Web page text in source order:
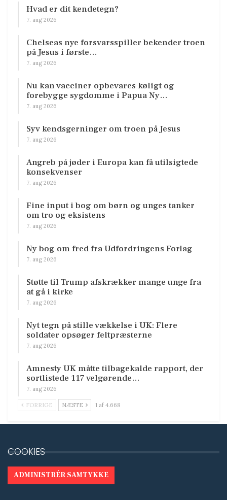
Hvad er dit kendetegn?
7. aug 2026
Chelseas nye forsvarsspiller bekender troen
på Jesus i første…
7. aug 2026
Nu kan vacciner opbevares køligt og
forebygge sygdomme i Papua Ny…
7. aug 2026
Syv kendsgerninger om troen på Jesus
7. aug 2026
Angreb på jøder i Europa kan få utilsigtede
konsekvenser
7. aug 2026
Fine input i bog om børn og unges tanker
om tro og eksistens
7. aug 2026
Ny bog om fred fra Udfordringens Forlag
7. aug 2026
Støtte til Trump afskrækker mange unge fra
at gå i kirke
7. aug 2026
Nyt tegn på stille vækkelse i UK: Flere
soldater opsøger feltpræsterne
7. aug 2026
Amnesty UK måtte tilbagekalde rapport, der
sortlistede 117 velgørende…
7. aug 2026
FORRIGE NÆSTE 1 af 4.668
COOKIES
ADMINISTRÉR SAMTYKKE